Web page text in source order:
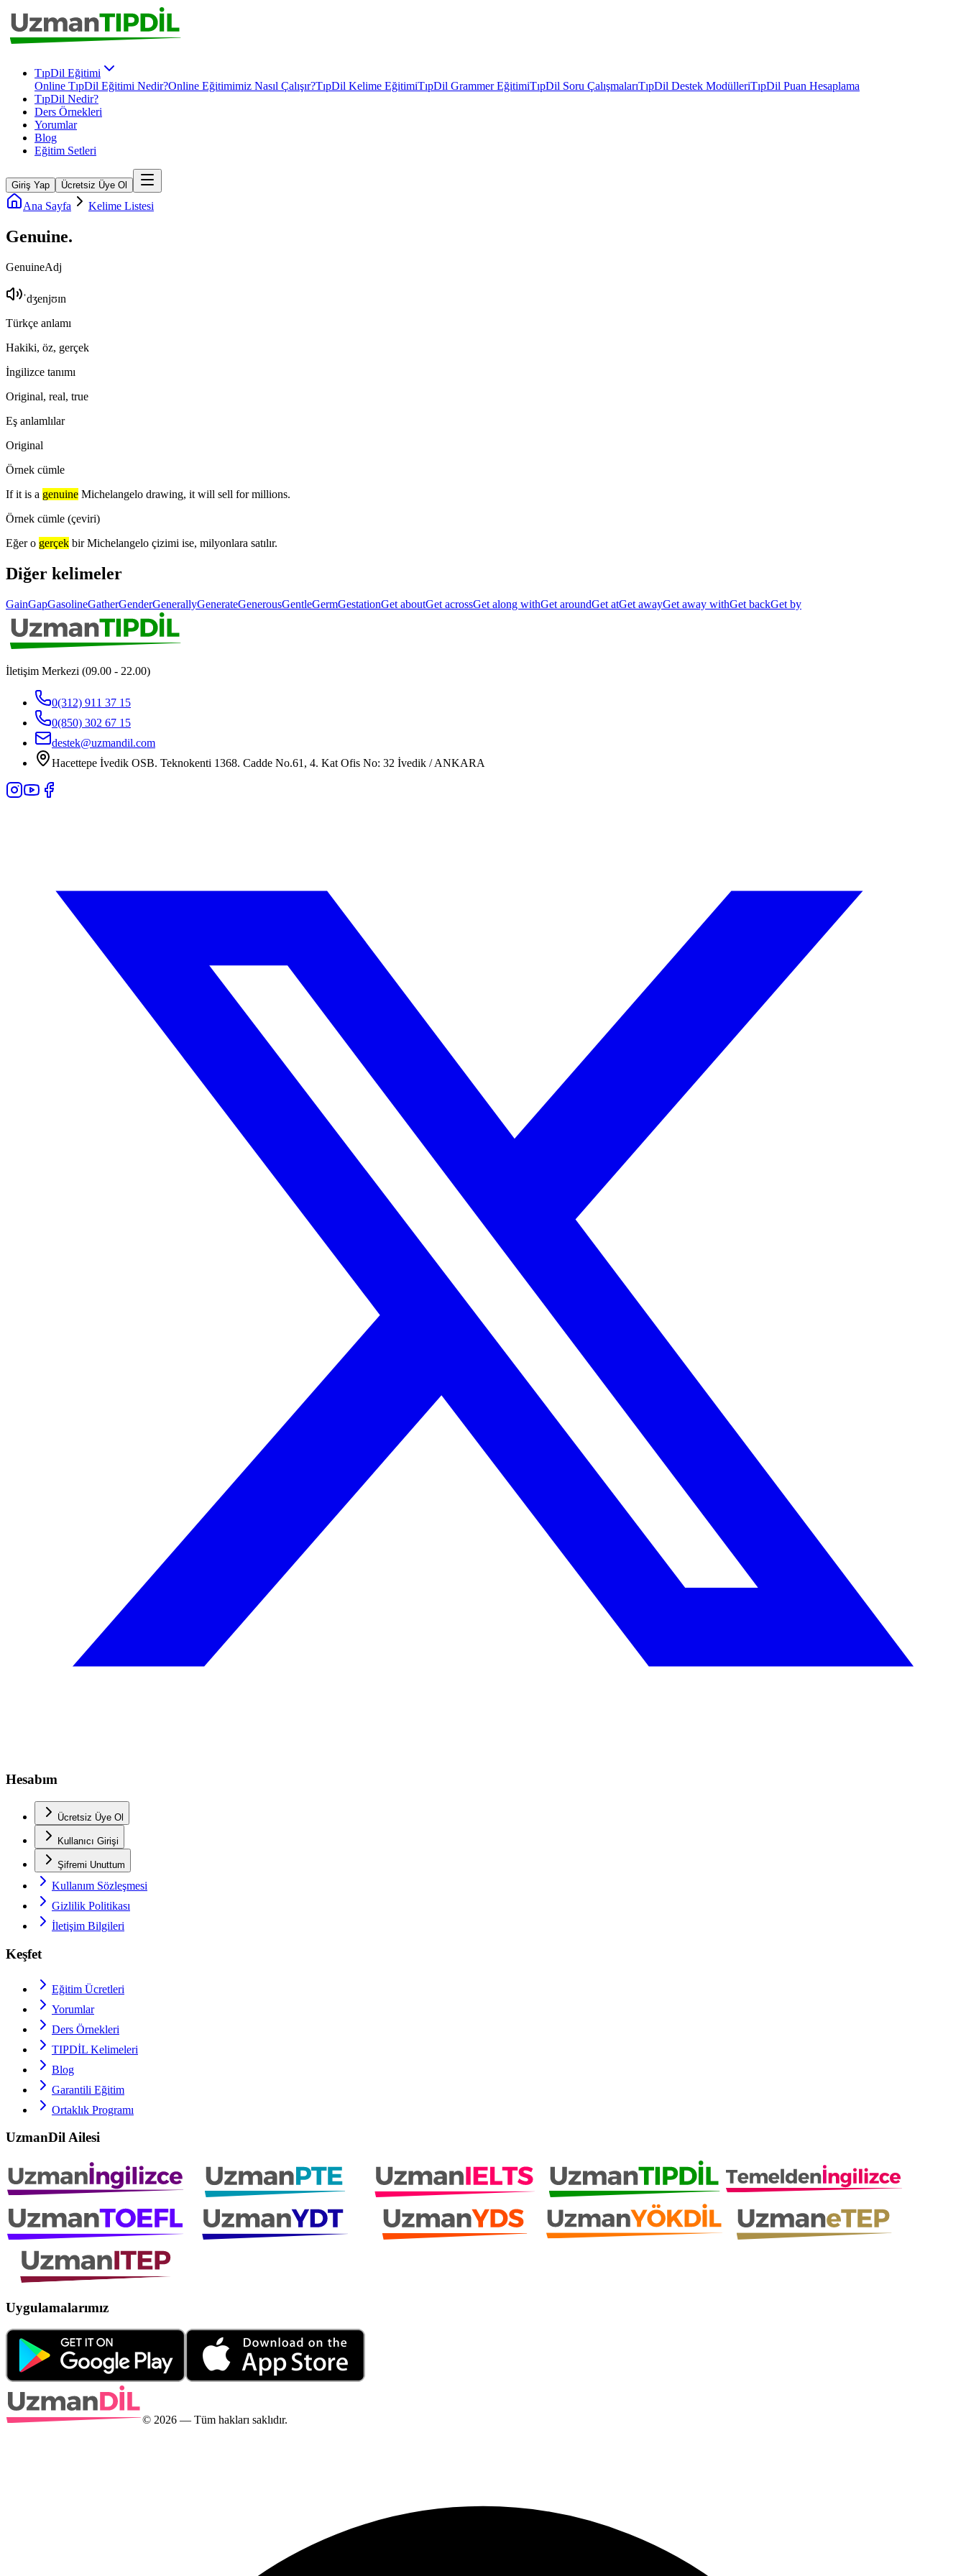
TıpDil Eğitimi
Online TıpDil Eğitimi Nedir?Online Eğitimimiz Nasıl Çalışır?TıpDil Kelime EğitimiTıpDil Grammer EğitimiTıpDil Soru ÇalışmalarıTıpDil Destek ModülleriTıpDil Puan Hesaplama
TıpDil Nedir?
Ders Örnekleri
Yorumlar
Blog
Eğitim Setleri
Giriş Yap Ücretsiz Üye Ol
Ana Sayfa Kelime Listesi
Genuine.
GenuineAdj
ˈdʒenjʊɪn
Türkçe anlamı
Hakiki, öz, gerçek
İngilizce tanımı
Original, real, true
Eş anlamlılar
Original
Örnek cümle
If it is a genuine Michelangelo drawing, it will sell for millions.
Örnek cümle (çeviri)
Eğer o gerçek bir Michelangelo çizimi ise, milyonlara satılır.
Diğer kelimeler
GainGapGasolineGatherGenderGenerallyGenerateGenerousGentleGermGestationGet aboutGet acrossGet along withGet aroundGet atGet awayGet away withGet backGet by
İletişim Merkezi (09.00 - 22.00)
0(312) 911 37 15
0(850) 302 67 15
destek@uzmandil.com
Hacettepe İvedik OSB. Teknokenti 1368. Cadde No.61, 4. Kat Ofis No: 32 İvedik / ANKARA
Hesabım
Ücretsiz Üye Ol
Kullanıcı Girişi
Şifremi Unuttum
Kullanım Sözleşmesi
Gizlilik Politikası
İletişim Bilgileri
Keşfet
Eğitim Ücretleri
Yorumlar
Ders Örnekleri
TIPDİL Kelimeleri
Blog
Garantili Eğitim
Ortaklık Programı
UzmanDil Ailesi
Uygulamalarımız
© 2026 — Tüm hakları saklıdır.